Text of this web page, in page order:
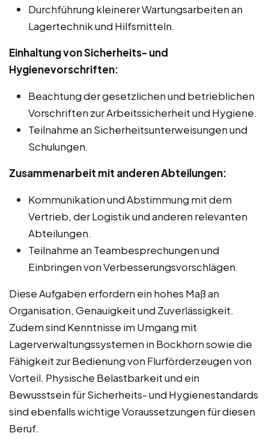
Durchführung kleinerer Wartungsarbeiten an
Lagertechnik und Hilfsmitteln.
Einhaltung von Sicherheits- und
Hygienevorschriften:
Beachtung der gesetzlichen und betrieblichen
Vorschriften zur Arbeitssicherheit und Hygiene.
Teilnahme an Sicherheitsunterweisungen und
Schulungen.
Zusammenarbeit mit anderen Abteilungen:
Kommunikation und Abstimmung mit dem
Vertrieb, der Logistik und anderen relevanten
Abteilungen.
Teilnahme an Teambesprechungen und
Einbringen von Verbesserungsvorschlägen.
Diese Aufgaben erfordern ein hohes Maß an
Organisation, Genauigkeit und Zuverlässigkeit.
Zudem sind Kenntnisse im Umgang mit
Lagerverwaltungssystemen in Bockhorn sowie die
Fähigkeit zur Bedienung von Flurförderzeugen von
Vorteil. Physische Belastbarkeit und ein
Bewusstsein für Sicherheits- und Hygienestandards
sind ebenfalls wichtige Voraussetzungen für diesen
Beruf.